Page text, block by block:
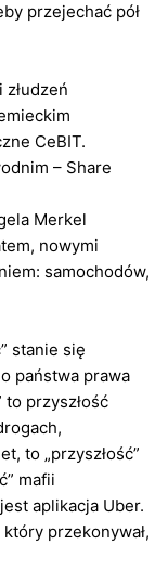
przejechać pół
CeBIT.
– Share
Merkel
nowymi
samochodów,
stanie się
państwa prawa
to przyszłość
to „przyszłość”
mafii
aplikacja Uber.
przekonywał,